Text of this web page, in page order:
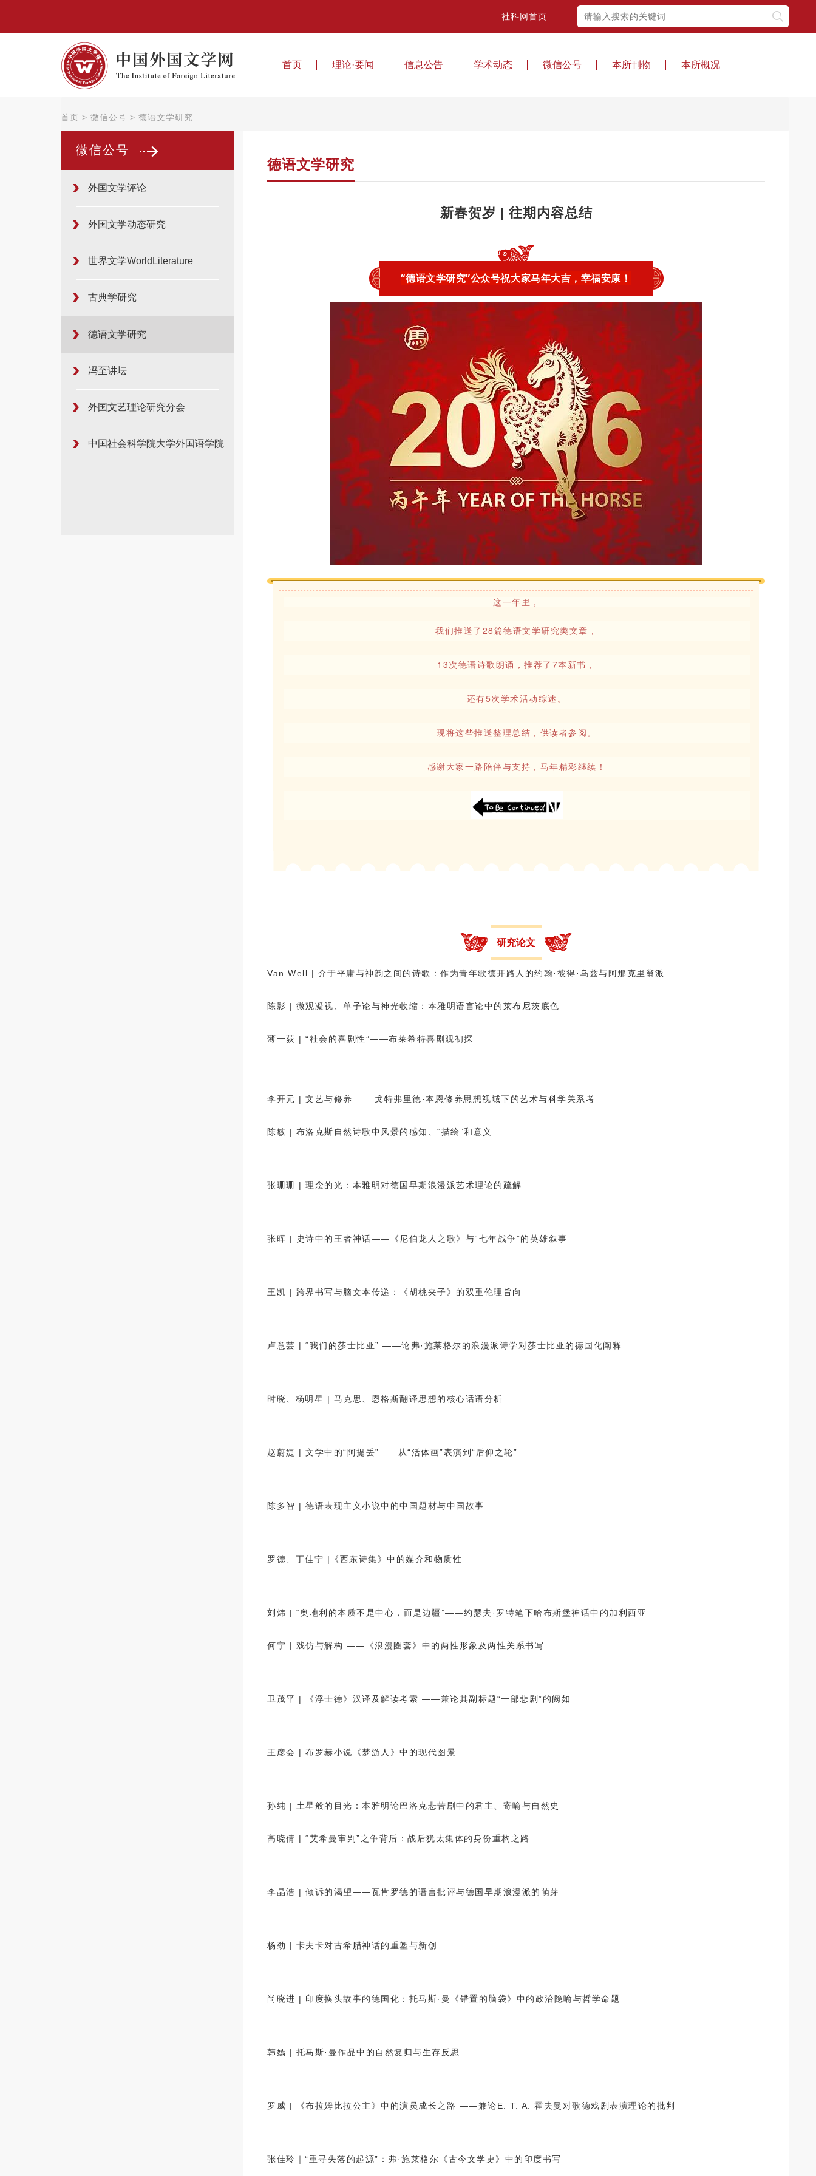
社科网首页
首页 理论·要闻 信息公告 学术动态 微信公号 本所刊物 本所概况
首页 > 微信公号 > 德语文学研究
微信公号
外国文学评论
外国文学动态研究
世界文学WorldLiterature
古典学研究
德语文学研究
冯至讲坛
外国文艺理论研究分会
中国社会科学院大学外国语学院
德语文学研究
新春贺岁 | 往期内容总结
“德语文学研究”公众号祝大家马年大吉，幸福安康！
这一年里，
我们推送了28篇德语文学研究类文章，
13次德语诗歌朗诵，推荐了7本新书，
还有5次学术活动综述。
现将这些推送整理总结，供读者参阅。
感谢大家一路陪伴与支持，马年精彩继续！
研究论文
Van Well | 介于平庸与神韵之间的诗歌：作为青年歌德开路人的约翰·彼得·乌兹与阿那克里翁派
陈影 | 微观凝视、单子论与神光收缩：本雅明语言论中的莱布尼茨底色
薄一荻 | “社会的喜剧性”——布莱希特喜剧观初探
李开元 | 文艺与修养 ——戈特弗里德·本恩修养思想视域下的艺术与科学关系考
陈敏 | 布洛克斯自然诗歌中风景的感知、“描绘”和意义
张珊珊 | 理念的光：本雅明对德国早期浪漫派艺术理论的疏解
张晖 | 史诗中的王者神话——《尼伯龙人之歌》与“七年战争”的英雄叙事
王凯 | 跨界书写与脑文本传递：《胡桃夹子》的双重伦理旨向
卢意芸 | “我们的莎士比亚” ——论弗·施莱格尔的浪漫派诗学对莎士比亚的德国化阐释
时晓、杨明星 | 马克思、恩格斯翻译思想的核心话语分析
赵蔚婕 | 文学中的“阿提丢”—— 从“活体画”表演到“后仰之轮”
陈多智 | 德语表现主义小说中的中国题材与中国故事
罗德、丁佳宁 |《西东诗集》中的媒介和物质性
刘炜 | “奥地利的本质不是中心，而是边疆”——约瑟夫·罗特笔下哈布斯堡神话中的加利西亚
何宁 | 戏仿与解构 —— 《浪漫圈套》中的两性形象及两性关系书写
卫茂平 | 《浮士德》汉译及解读考索 ——兼论其副标题“一部悲剧”的阙如
王彦会 | 布罗赫小说《梦游人》中的现代图景
孙纯 | 土星般的目光：本雅明论巴洛克悲苦剧中的君主、寄喻与自然史
高晓倩 | “艾希曼审判”之争背后：战后犹太集体的身份重构之路
李晶浩 | 倾诉的渴望——瓦肯罗德的语言批评与德国早期浪漫派的萌芽
杨劲 | 卡夫卡对古希腊神话的重塑与新创
尚晓进 | 印度换头故事的德国化：托马斯·曼《错置的脑袋》中的政治隐喻与哲学命题
韩嫣 | 托马斯·曼作品中的自然复归与生存反思
罗威 | 《布拉姆比拉公主》中的演员成长之路 ——兼论E. T. A. 霍夫曼对歌德戏剧表演理论的批判
张佳玲｜“重寻失落的起源”：弗·施莱格尔《古今文学史》中的印度书写